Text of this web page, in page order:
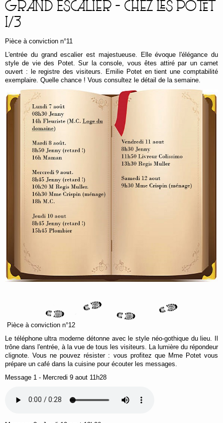
Contact
Grand Escalier - Chez les Potet
1/3
Pièce à conviction n°11
L'entrée du grand escalier est majestueuse. Elle évoque l'élégance du
style de vie des Potet. Sur la console, vous êtes attiré par un carnet
ouvert : le registre des visiteurs. Emilie Potet en tient une comptabilité
exemplaire. Quelle chance ! Vous consultez le détail de la semaine.
Pièce à conviction n°12
Le téléphone ultra moderne détonne avec le style néo-gothique du lieu. Il
trône dans l'entrée, à la vue de tous les visiteurs. La lumière du répondeur
clignote. Vous ne pouvez résister : vous profitez que Mme Potet vous
prépare un café dans la cuisine pour écouter les messages.
Message 1 - Mercredi 9 aout 11h28